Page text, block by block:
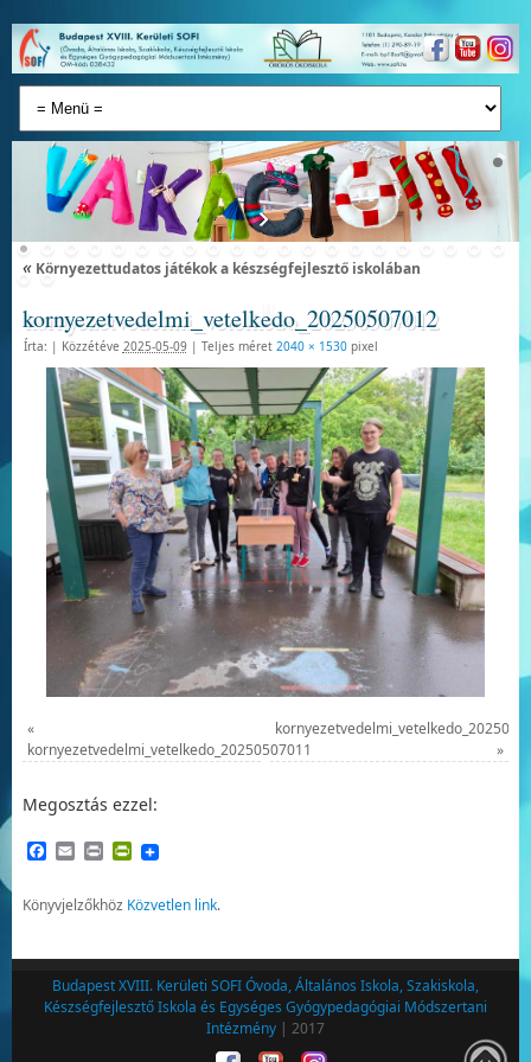
«Környezettudatos játékok a készségfejlesztő iskolában
kornyezetvedelmi_vetelkedo_20250507012
Írta: | Közzétéve 2025-05-09 | Teljes méret 2040 × 1530pixel
«
kornyezetvedelmi_vetelkedo_20250507011
»
Megosztás ezzel:
Facebook
EmailPrintPrintFriendly
Könyvjelzőkhöz Közvetlen link.
Budapest XVIII. Kerületi SOFI Óvoda, Általános Iskola, Szakiskola,
Készségfejlesztő Iskola és Egységes Gyógypedagógiai Módszertani
Intézmény | 2017